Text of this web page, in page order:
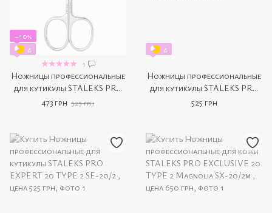
−10%
4
1
Ножницы профессиональные
для кутикулы STALEKS PRO
EXPERT 50 TYPE 2 SE-50/2
473 грн 525 грн
4
Ножницы профессиональные
для кутикулы STALEKS PRO
EXPERT 40 TYPE 3 SE-40/3
525 грн